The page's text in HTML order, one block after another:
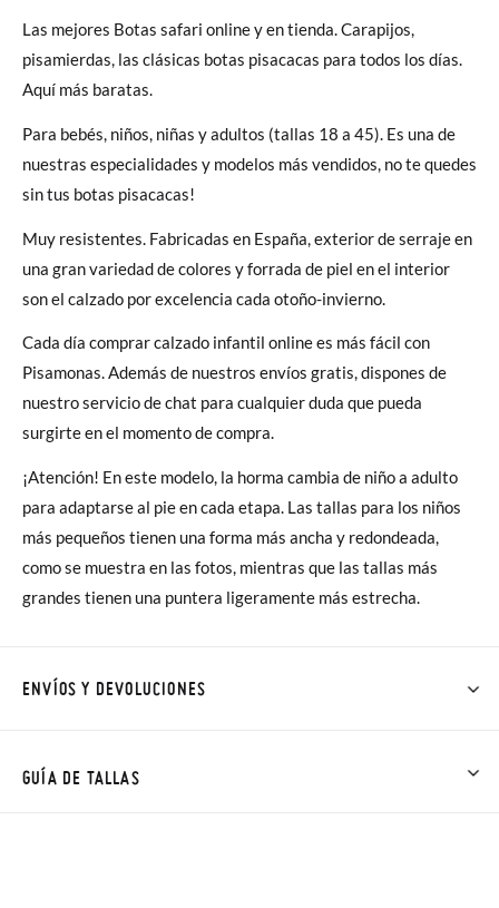
Las mejores Botas safari online y en tienda. Carapijos,
pisamierdas, las clásicas botas pisacacas para todos los días.
Aquí más baratas.
Para bebés, niños, niñas y adultos (tallas 18 a 45). Es una de
nuestras especialidades y modelos más vendidos, no te quedes
sin tus botas pisacacas!
Muy resistentes. Fabricadas en España, exterior de serraje en
una gran variedad de colores y forrada de piel en el interior
son el calzado por excelencia cada otoño-invierno.
Cada día comprar calzado infantil online es más fácil con
Pisamonas. Además de nuestros envíos gratis, dispones de
nuestro servicio de chat para cualquier duda que pueda
surgirte en el momento de compra.
¡Atención! En este modelo, la horma cambia de niño a adulto
para adaptarse al pie en cada etapa. Las tallas para los niños
más pequeños tienen una forma más ancha y redondeada,
como se muestra en las fotos, mientras que las tallas más
grandes tienen una puntera ligeramente más estrecha.
ENVÍOS Y DEVOLUCIONES
Talla/Color también son GRATIS y puedes realizarlos hasta en
GUÍA DE TALLAS